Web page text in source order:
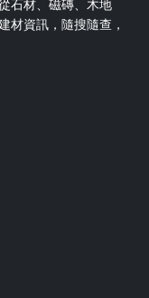
石材、磁磚、木地
材資訊，隨搜隨查，